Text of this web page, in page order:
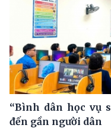
“Bình dân học vụ
đến gần người dân